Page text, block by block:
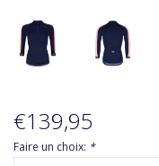
€139,95
Faire un choix: *